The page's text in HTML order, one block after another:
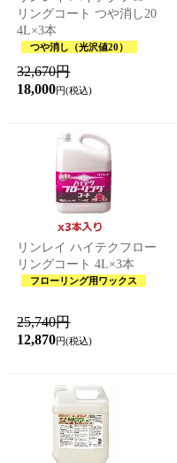
リングコート つや消し20
4L×3本
つや消し（光沢値20）
32,670円
18,000円(税込)
リンレイ ハイテクフロー
リングコート 4L×3本
フローリング用ワックス
25,740円
12,870円(税込)